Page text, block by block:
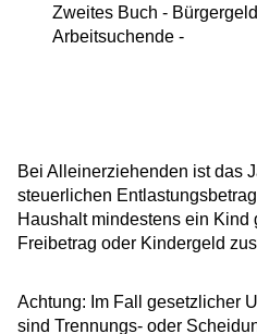
Zweites Buch -
Arbeitsuchende -
Bei Alleinerziehenden ist das
steuerlichen
Haushalt mindestens ein Kind
Freibetrag oder Kindergeld
Achtung: Im Fall gesetzlicher
sind Trennungs- oder